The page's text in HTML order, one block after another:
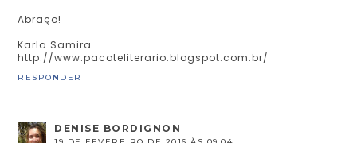
Abraço!
Karla Samira
http://www.pacoteliterario.blogspot.com.br/
RESPONDER
DENISE BORDIGNON